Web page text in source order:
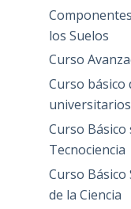
los Suelos
Curso
Curso básico
Curso
Tecnociencia
Curso Básico
de la Ciencia